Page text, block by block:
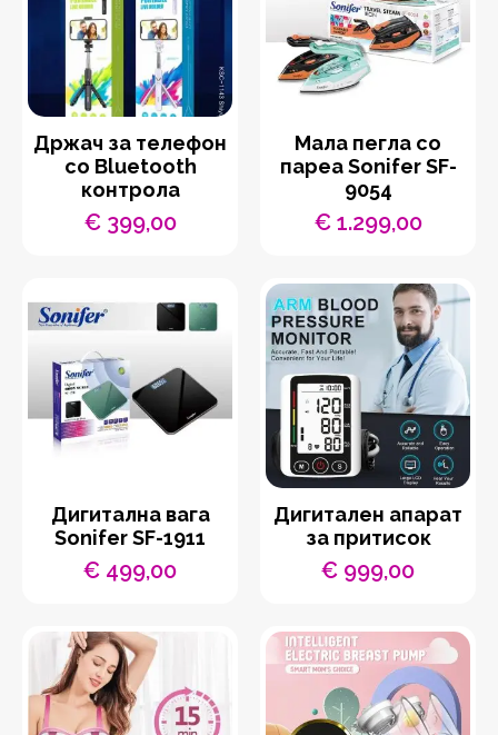
Држач за телефон
со Bluetooth
контрола
€399,00
Мала пегла со
пареа Sonifer SF-
9054
€1.299,00
Дигитална вага
Sonifer SF-1911
€ 499,00
Дигитален апарат
за притисок
€ 999,00